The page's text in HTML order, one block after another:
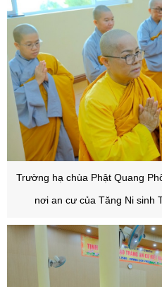
Trường hạ chùa Phật Quang
nơi an cư của Tăng Ni sinh